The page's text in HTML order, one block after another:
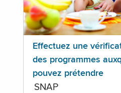
Effectuez une
des programmes
pouvez prétendre
SNAP